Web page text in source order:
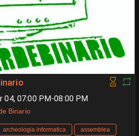
04, 07:00 PM-08:00 PM
Binario
archeologia informatica
assemblea